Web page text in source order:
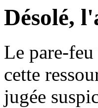
Désolé,
Le pare-
cette
jugée